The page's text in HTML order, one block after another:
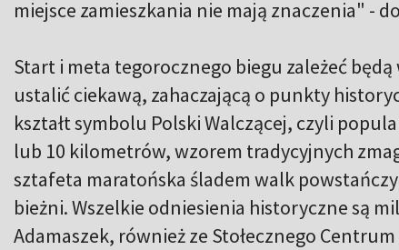
miejsce zamieszkania nie mają znaczenia" -
Start i meta tegorocznego biegu zależeć
ustalić ciekawą, zahaczającą o punkty
kształt symbolu Polski Walczącej, czyli
lub 10 kilometrów, wzorem tradycyjnych
sztafeta maratońska śladem walk
bieżni. Wszelkie odniesienia historyczne są
Adamaszek, również ze Stołecznego